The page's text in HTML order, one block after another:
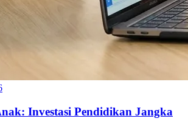
Investasi Pendidikan Jangka